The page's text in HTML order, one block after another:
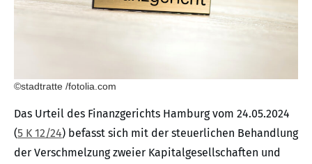
©stadtratte /fotolia.com
Das Urteil des Finanzgerichts Hamburg vom 24.05.2024
(5 K 12/24) befasst sich mit der steuerlichen Behandlung
der Verschmelzung zweier Kapitalgesellschaften und